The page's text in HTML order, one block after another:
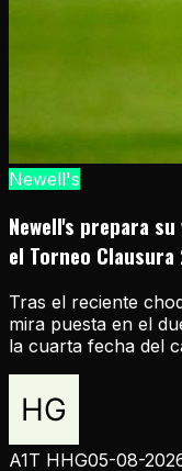
Newell's
Newell's prepara
el Torneo Clausura
Tras el reciente
mira puesta en el
la cuarta fecha del
A1T HHG05-08-